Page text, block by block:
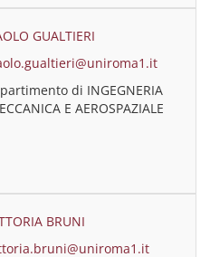
GUALTIERI
di INGEGNERIA
E AEROSPAZIALE
BRUNI